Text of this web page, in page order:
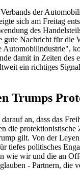
der
sich am Freitag
des
gute Nachricht für die
Automobilindustrie",
damit in Zeiten des
ein richtiges
Trumps
an, dass das
die
gilt. Von der
tiefes politisches
wie wir und die an
- Partnern, die